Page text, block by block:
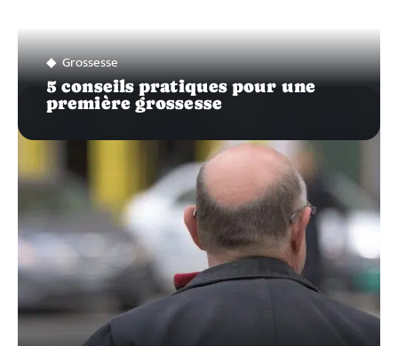
Grossesse
5 conseils pratiques pour une
première grossesse